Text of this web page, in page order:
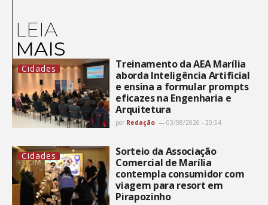
LEIA
MAIS
Cidades
Treinamento da AEA Marília
aborda Inteligência Artificial
e ensina a formular prompts
eficazes na Engenharia e
Arquitetura
por Redação 03/08/2026 - 20:54
Cidades
Sorteio da Associação
Comercial de Marília
contempla consumidor com
viagem para resort em
Pirapozinho